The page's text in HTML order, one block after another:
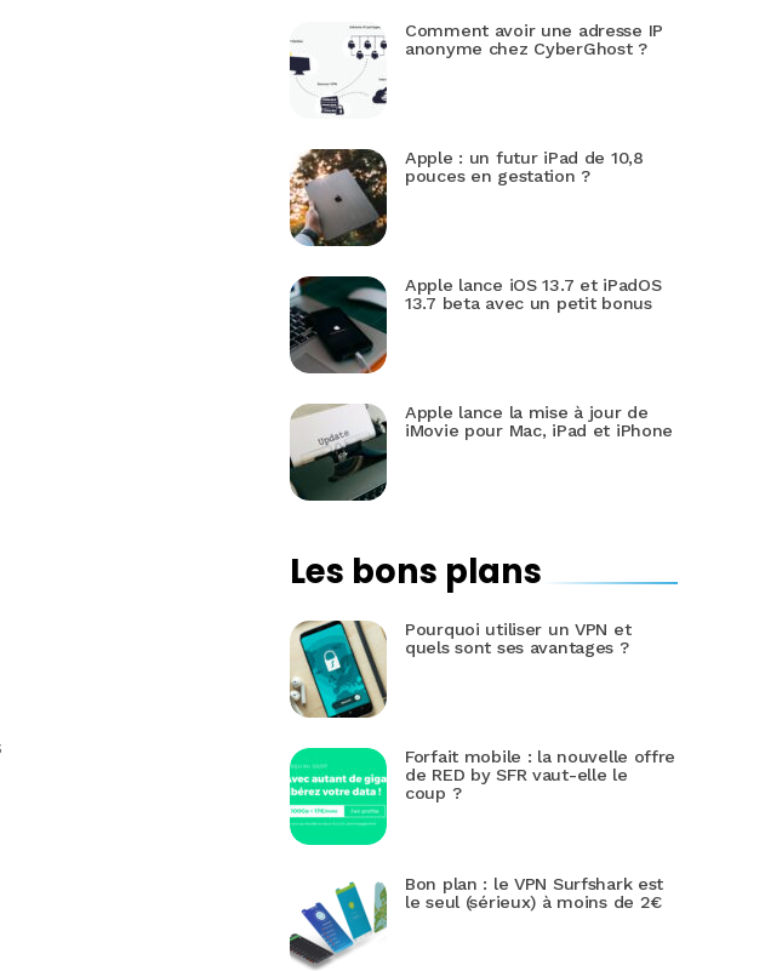
Comment avoir une adresse IP
anonyme chez CyberGhost ?
Apple : un futur iPad de 10,8
pouces en gestation ?
Apple lance iOS 13.7 et iPadOS
13.7 beta avec un petit bonus
Apple lance la mise à jour de
iMovie pour Mac, iPad et iPhone
Les bons plans
Pourquoi utiliser un VPN et
quels sont ses avantages ?
Forfait mobile : la nouvelle offre
de RED by SFR vaut-elle le
coup ?
Bon plan : le VPN Surfshark est
le seul (sérieux) à moins de 2€